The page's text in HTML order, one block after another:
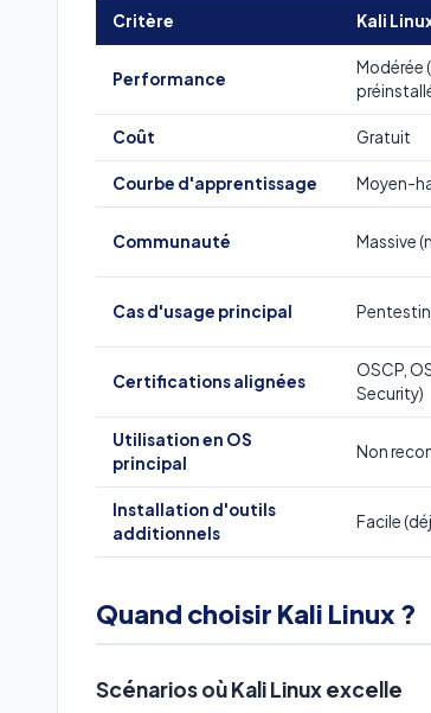
Critère Kali
Performance
Modérée
Coût Gratuit
Courbe d'apprentissage Moyen-
Communauté Massive
Cas d'usage principal
Certifications alignées
OSCP,
Security)
Utilisation en OS
principal
Non
Installation d'outils
additionnels
Facile
Quand choisir Kali Linux ?
Scénarios où Kali Linux excelle